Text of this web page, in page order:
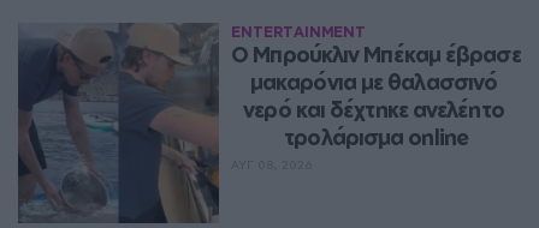
ENTERTAINMENT
Ο Μπρούκλιν Μπέκαμ έβρασε
μακαρόνια με θαλασσινό
νερό και δέχτηκε ανελέητο
τρολάρισμα online